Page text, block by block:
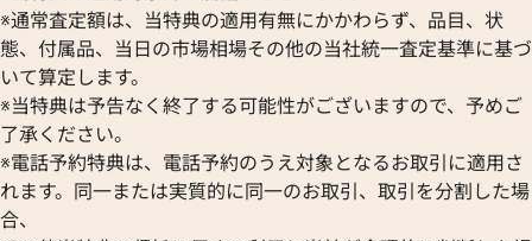
※通常査定額は、当特典の適用有無にかかわらず、品目、状
態、付属品、当日の市場相場その他の当社統一査定基準に基づ
いて算定します。
※当特典は予告なく終了する可能性がございますので、予めご
了承ください。
※電話予約特典は、電話予約のうえ対象となるお取引に適用さ
れます。同一または実質的に同一のお取引、取引を分割した場
合、